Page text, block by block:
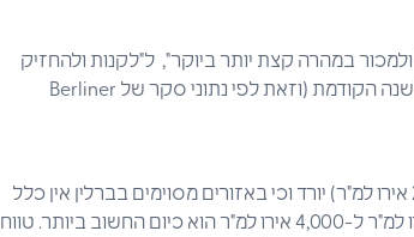
במהרה קצת יותר ביוקר", ל"לקנות ולהחזיק
לאורך זמן". ברבעון הראשון של 2018 נמכרו 12% פחות דירות בהשוואה לשנה הקודמת (וזאת לפי נתוני סקר של Berliner
בכל הנוגע למחירים ניתן לראות כי טווח המחירים הנמוך (פחות מ-2,000 אירו למ"ר) יורד וכי באזורים מסוימים בברלין אין כלל
דירות זמינות בקטגורית מחירים נמוכה זו. טווח המחירים שבין 2,000 אירו למ"ר ל-4,000 אירו למ"ר הוא כיום החשוב ביותר. טווח